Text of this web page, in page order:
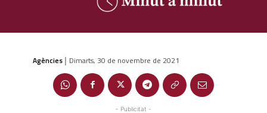
Agències | Dimarts, 30 de novembre de 2021
- Publicitat -